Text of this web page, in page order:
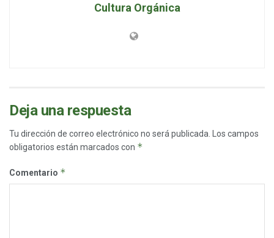
Cultura Orgánica
Deja una respuesta
Tu dirección de correo electrónico no será publicada.
Los campos
obligatorios están marcados con *
Comentario *